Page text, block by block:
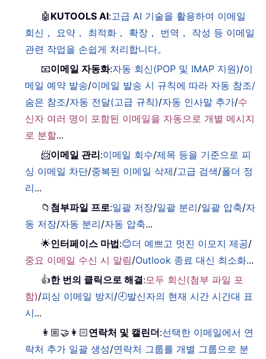
🤖 KUTOOLS AI:고급 AI 기술을 활용하여 이메일
회신， 요약， 최적화， 확장， 번역， 작성 등 이메일
관련 작업을 손쉽게 처리합니다。
📧이메일 자동화:자동 회신(POP 및 IMAP 지원)/이
메일 예약 발송/이메일 발송 시 규칙에 따라 자동 참조/
숨은 참조/자동 전달(고급 규칙)/자동 인사말 추가/수
신자 여러 명이 포함된 이메일을 자동으로 개별 메시지
로 분할...
📨이메일 관리:이메일 회수/제목 등을 기준으로 피
싱 이메일 차단/중복된 이메일 삭제/고급 검색/폴더 정
리...
📁 첨부파일 프로:일괄 저장/일괄 분리/일괄 압축/자
동 저장/자동 분리/자동 압축...
🌟인터페이스 마법:😊더 예쁘고 멋진 이모지 제공/
중요 이메일 수신 시 알림/Outlook 종료 대신 최소화...
👍한 번의 클릭으로 해결:모두 회신(첨부 파일 포
함)/피싱 이메일 방지/🕘발신자의 현재 시간 시간대 표
시...
👩🏼‍🤝‍👩🏻연락처 및 캘린더:선택한 이메일에서 연
락처 추가 일괄 생성/연락처 그룹를 개별 그룹으로 분